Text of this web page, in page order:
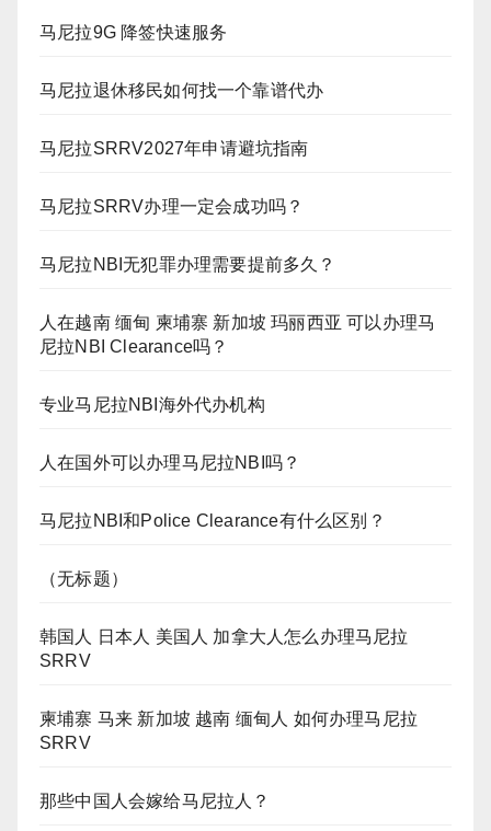
马尼拉9G 降签快速服务
马尼拉退休移民如何找一个靠谱代办
马尼拉SRRV2027年申请避坑指南
马尼拉SRRV办理一定会成功吗？
马尼拉NBI无犯罪办理需要提前多久？
人在越南 缅甸 柬埔寨 新加坡 玛丽西亚 可以办理马
尼拉NBI Clearance吗？
专业马尼拉NBI海外代办机构
人在国外可以办理马尼拉NBI吗？
马尼拉NBI和Police Clearance有什么区别？
（无标题）
韩国人 日本人 美国人 加拿大人怎么办理马尼拉
SRRV
柬埔寨 马来 新加坡 越南 缅甸人 如何办理马尼拉
SRRV
那些中国人会嫁给马尼拉人？